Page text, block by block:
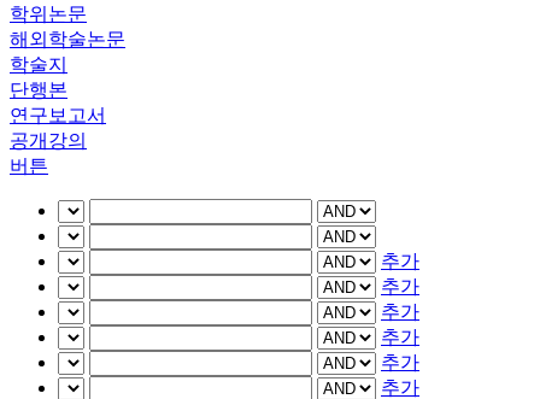
학위논문
해외학술논문
학술지
단행본
연구보고서
공개강의
버튼
추가
추가
추가
추가
추가
추가